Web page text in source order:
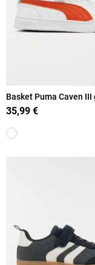
Basket Puma Caven III
(24-27)
35,99 €